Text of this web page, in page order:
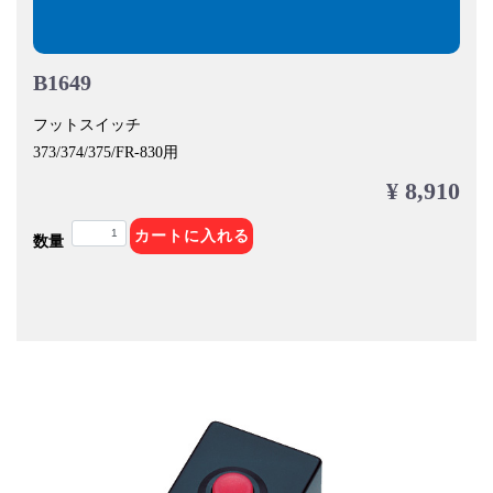
B1649
フットスイッチ
373/374/375/FR-830用
¥ 8,910
数量 カートに入れる